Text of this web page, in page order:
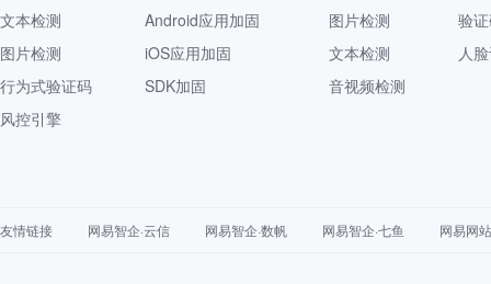
文本检测
图片检测
行为式验证码
风控引擎
Android应用加固
iOS应用加固
SDK加固
图片检测
文本检测
音视频检测
验
人
友情链接 网易智企·云信 网易智企·数帆 网易智企·七鱼 网易网